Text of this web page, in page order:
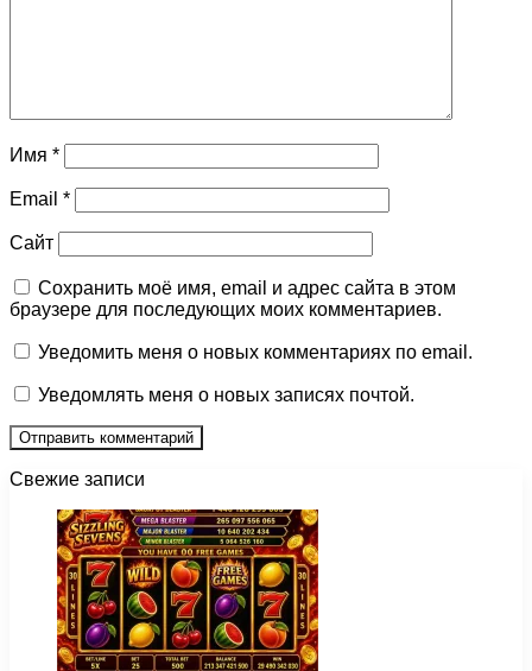
Имя *
Email *
Сайт
Сохранить моё имя, email и адрес сайта в этом
браузере для последующих моих комментариев.
Уведомить меня о новых комментариях по email.
Уведомлять меня о новых записях почтой.
Свежие записи